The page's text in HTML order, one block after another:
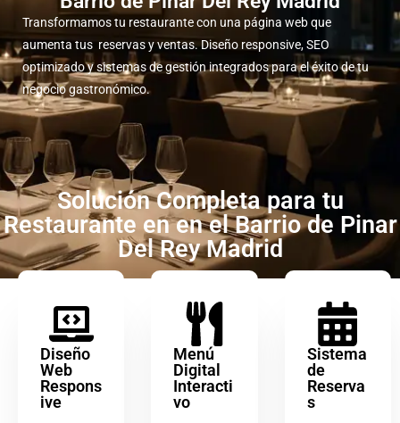
Transformamos tu restaurante con una página web que
aumenta tus reservas y ventas. Diseño responsive, SEO
optimizado y sistemas de gestión integrados para el éxito de tu
negocio gastronómico.
Solución Completa para tu
Restaurante en en el Barrio de Pinar
Del Rey Madrid
Diseño
Web
Respons
ive
Menú
Digital
Interacti
vo
Sistema
de
Reserva
s